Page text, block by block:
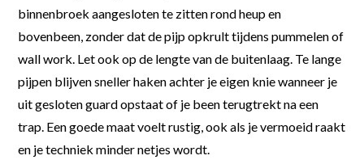
binnenbroek aangesloten te zitten rond heup en
bovenbeen, zonder dat de pijp opkrult tijdens pummelen of
wall work. Let ook op de lengte van de buitenlaag. Te lange
pijpen blijven sneller haken achter je eigen knie wanneer je
uit gesloten guard opstaat of je been terugtrekt na een
trap. Een goede maat voelt rustig, ook als je vermoeid raakt
en je techniek minder netjes wordt.